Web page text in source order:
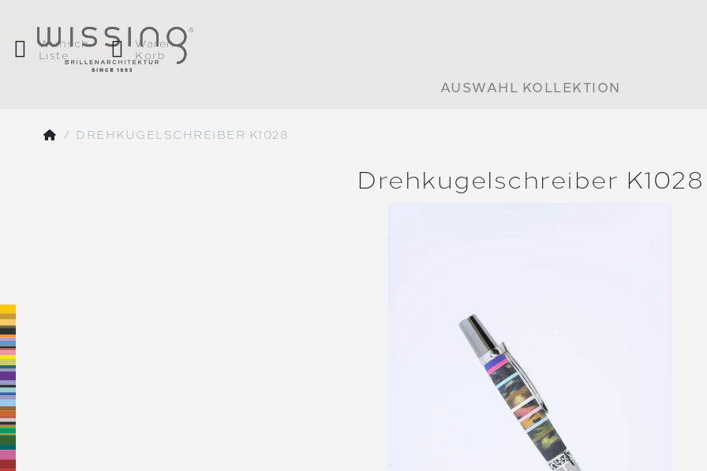
Wunsch
Liste
Waren
Korb
AUSWAHL KOLLEKTION
DREHKUGELSCHREIBER K1028
Drehkugelschreiber K1028